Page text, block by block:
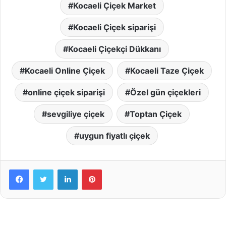
Kocaeli Çiçek Market
Kocaeli Çiçek siparişi
Kocaeli Çiçekçi Dükkanı
Kocaeli Online Çiçek Kocaeli Taze Çiçek
online çiçek siparişi Özel gün çiçekleri
sevgiliye çiçek Toptan Çiçek
uygun fiyatlı çiçek